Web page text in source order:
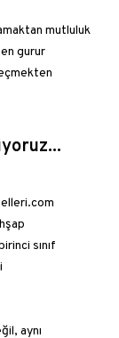
mutluluk
gurur
sınıf
aynı